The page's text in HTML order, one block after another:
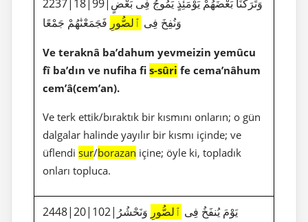
2237|18|99|وَتَرَكْنَا بَعْضَهُمْ يَوْمَئِذٍ يَمُوجُ فِى بَعْضٍ
وَنُفِخَ فِى ٱلصُّورِ فَجَمَعْنَٰهُمْ جَمْعًا
Ve teraknâ ba’dahum yevmeizin yemûcu
fî ba’dın ve nufiha fi s-sûri fe cema’nâhum
cem’â(cem’an).
Ve terk ettik/bıraktık bir kısmını onların; o gün
dalgalar halinde yayılır bir kısmı içinde; ve
üflendi sur/borazan içine; öyle ki, topladık
onları topluca.
2448|20|102|يَوْمَ يُنفَخُ فِى ٱلصُّورِ وَنَحْشُرُ